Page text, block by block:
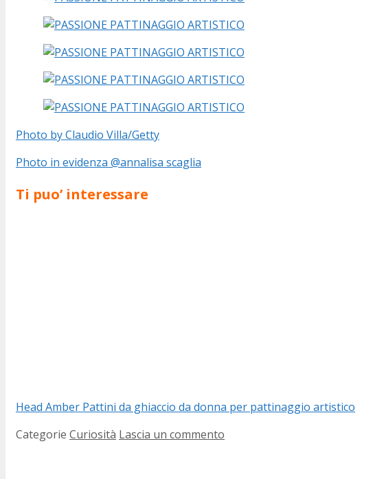
Photo by Claudio Villa/Getty
Photo in evidenza @annalisa scaglia
Ti puo’ interessare
Head Amber Pattini da ghiaccio da donna per pattinaggio artistico
Categorie Curiosità Lascia un commento